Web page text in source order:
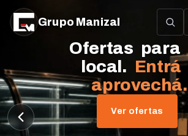
directamente
al contenidoGrupo Manizal
Ofertas para
local. Entrá
aprovechá.
Ver ofertas
MI CUENTA